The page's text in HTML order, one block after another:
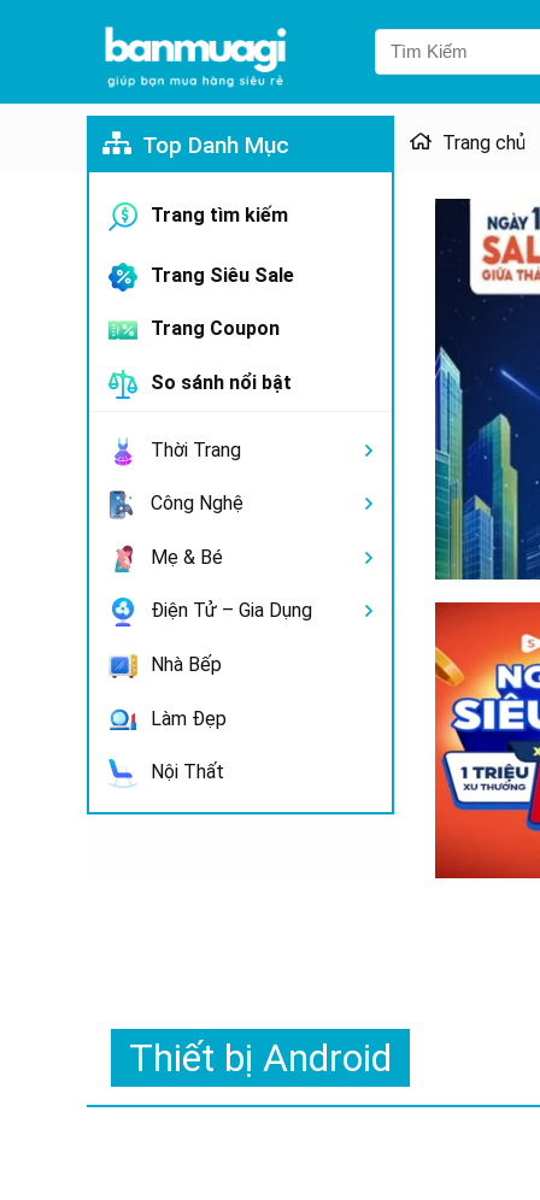
Top Danh Mục
Trang tìm kiếm
Trang Siêu Sale
Trang Coupon
So sánh nổi bật
Thời Trang
Công Nghệ
Mẹ & Bé
Điện Tử – Gia Dụng
Nhà Bếp
Làm Đẹp
Nội Thất
Trang chủ
Thiết bị Android